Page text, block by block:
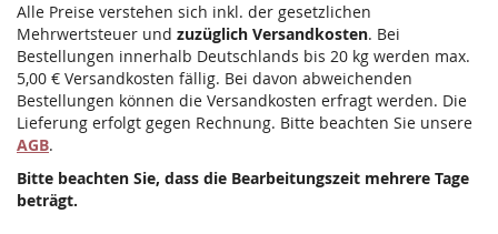
Alle Preise verstehen sich inkl. der gesetzlichen
Mehrwertsteuer und zuzüglich Versandkosten. Bei
Bestellungen innerhalb Deutschlands bis 20 kg werden max.
5,00 € Versandkosten fällig. Bei davon abweichenden
Bestellungen können die Versandkosten erfragt werden. Die
Lieferung erfolgt gegen Rechnung. Bitte beachten Sie unsere
AGB.
Bitte beachten Sie, dass die Bearbeitungszeit mehrere Tage
beträgt.